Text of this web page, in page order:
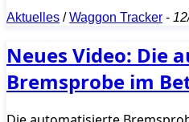
Aktuelles /Waggon Tracker -
Neues Video: Die
Bremsprobe im